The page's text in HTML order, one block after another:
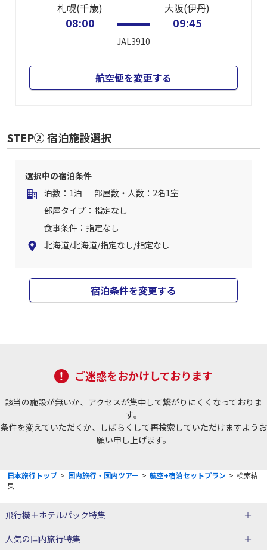
札幌(千歳)
08:00
JAL3910
大阪(伊丹)
09:45
航空便を変更する
STEP② 宿泊施設選択
選択中の宿泊条件
泊数：1泊
部屋数・人数：2名1室
部屋タイプ：指定なし
食事条件：指定なし
北海道/北海道/指定なし/指定なし
宿泊条件を変更する
ご迷惑をおかけしております
該当の施設が無いか、アクセスが集中して繋がりにくくなっておりま
す。
条件を変えていただくか、しばらくして再検索していただけますようお
願い申し上げます。
日本旅行トップ > 国内旅行・国内ツアー > 航空+宿泊セットプラン > 検索結
果
飛行機＋ホテルパック特集
赤い風船ダイナミックパッケージ
ＪＡＬで行く飛行機+ホテルパック
人気の国内旅行特集